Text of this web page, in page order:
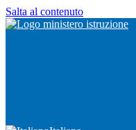
Salta al contenuto